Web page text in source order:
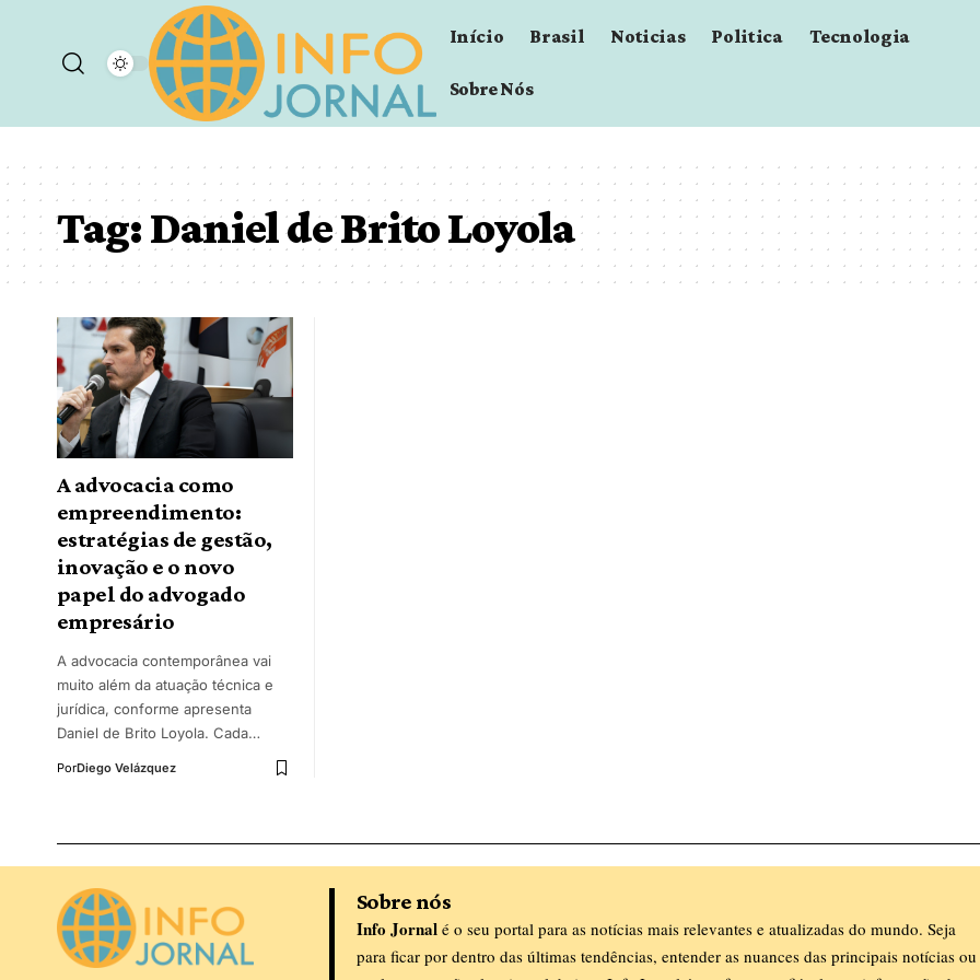
Início Brasil Noticias Politica Tecnologia
Sobre Nós
Tag:Daniel de Brito Loyola
A advocacia como
empreendimento:
estratégias de gestão,
inovação e o novo
papel do advogado
empresário
A advocacia contemporânea vai
muito além da atuação técnica e
jurídica, conforme apresenta
Daniel de Brito Loyola. Cada…
PorDiego Velázquez
Sobre nós
Info Jornalé o seu portal para as notícias mais relevantes e atualizadas do mundo. Seja
para ficar por dentro das últimas tendências, entender as nuances das principais notícias ou